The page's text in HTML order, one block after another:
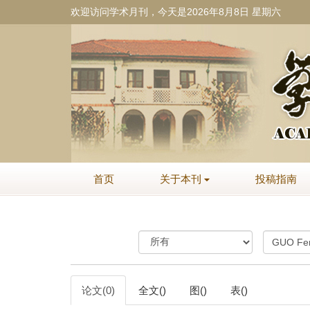
欢迎访问学术月刊，今天是2026年8月8日 星期六
首页 关于本刊 投稿指南
论文(0) 全文() 图() 表()